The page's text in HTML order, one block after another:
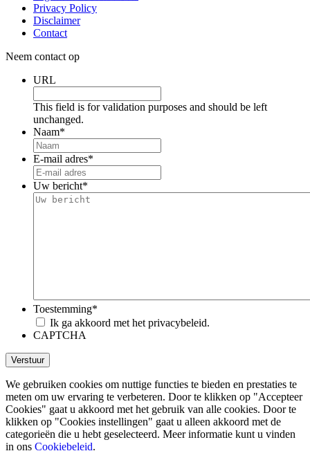
Privacy Policy
Disclaimer
Contact
Neem contact op
URL
This field is for validation purposes and should be left
unchanged.
Naam*
E-mail adres*
Uw bericht*
Toestemming*
Ik ga akkoord met het privacybeleid.
CAPTCHA
We gebruiken cookies om nuttige functies te bieden en prestaties te
meten om uw ervaring te verbeteren. Door te klikken op "Accepteer
Cookies" gaat u akkoord met het gebruik van alle cookies. Door te
klikken op "Cookies instellingen" gaat u alleen akkoord met de
categorieën die u hebt geselecteerd. Meer informatie kunt u vinden
in ons Cookiebeleid.